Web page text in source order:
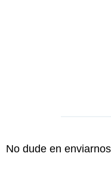
No dude en